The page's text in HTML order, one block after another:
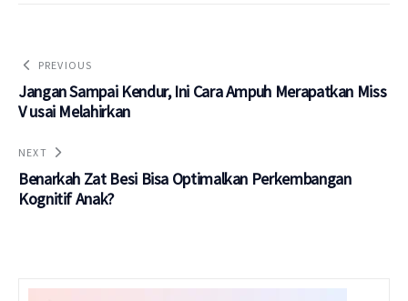
PREVIOUS
Jangan Sampai Kendur, Ini Cara Ampuh Merapatkan Miss
V usai Melahirkan
NEXT
Benarkah Zat Besi Bisa Optimalkan Perkembangan
Kognitif Anak?